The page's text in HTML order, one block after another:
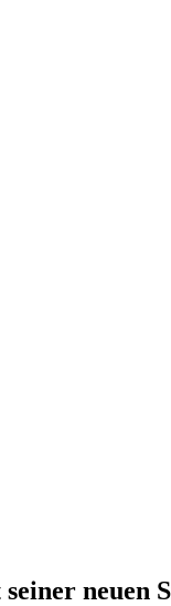
neuen